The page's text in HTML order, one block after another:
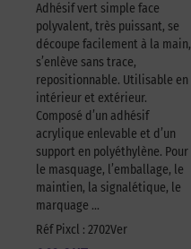
Adhésif vert simple face
polyvalent, très puissant, se
découpe facilement à la main,
s’enlève sans trace,
repositionnable. Utilisable en
intérieur et extérieur.
Composé d’un adhésif
acrylique enlevable et d’un
support en polyéthylène. Pour
le masquage, l’emballage, le
maintien, la signalétique, le
marquage …
Réf Pixcl : 2702Ver